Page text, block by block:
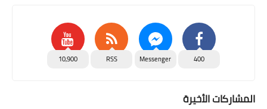
400
Messenger
RSS
10,900
المشاركات الأخيرة